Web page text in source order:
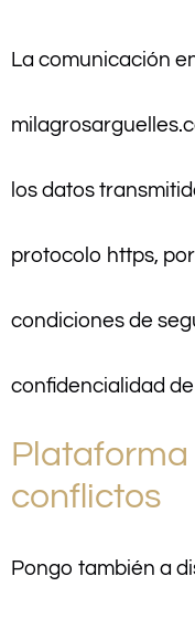
La comunicación
los datos
protocolo https,
condiciones de
confidencialidad
conflictos
Pongo también a